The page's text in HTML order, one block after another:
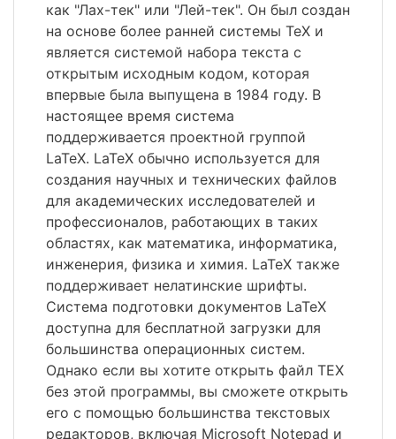
как "Лах-тек" или "Лей-тек". Он был создан
на основе более ранней системы TeX и
является системой набора текста с
открытым исходным кодом, которая
впервые была выпущена в 1984 году. В
настоящее время система
поддерживается проектной группой
LaTeX. LaTeX обычно используется для
создания научных и технических файлов
для академических исследователей и
профессионалов, работающих в таких
областях, как математика, информатика,
инженерия, физика и химия. LaTeX также
поддерживает нелатинские шрифты.
Система подготовки документов LaTeX
доступна для бесплатной загрузки для
большинства операционных систем.
Однако если вы хотите открыть файл TEX
без этой программы, вы сможете открыть
его с помощью большинства текстовых
редакторов, включая Microsoft Notepad и